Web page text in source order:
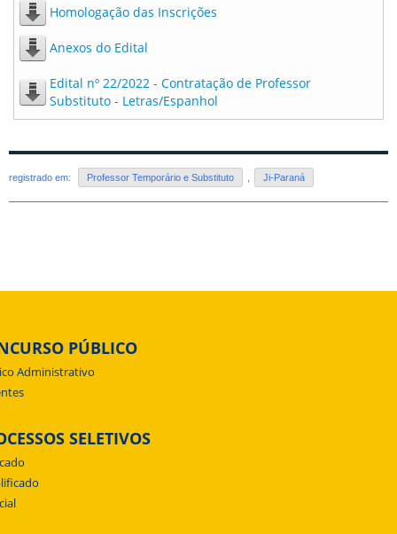
Homologação das Inscrições
Anexos do Edital
Edital nº 22/2022 - Contratação de Professor
Substituto - Letras/Espanhol
registrado em: Professor Temporário e Substituto , Ji-Paraná
PÚBLICO
Administrativo
SELETIVOS